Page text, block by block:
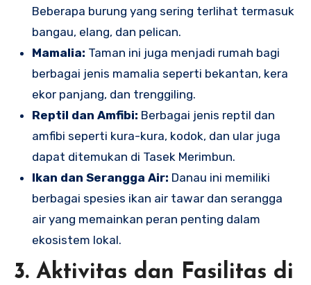
Beberapa burung yang sering terlihat termasuk
bangau, elang, dan pelican.
Mamalia: Taman ini juga menjadi rumah bagi
berbagai jenis mamalia seperti bekantan, kera
ekor panjang, dan trenggiling.
Reptil dan Amfibi: Berbagai jenis reptil dan
amfibi seperti kura-kura, kodok, dan ular juga
dapat ditemukan di Tasek Merimbun.
Ikan dan Serangga Air: Danau ini memiliki
berbagai spesies ikan air tawar dan serangga
air yang memainkan peran penting dalam
ekosistem lokal.
3. Aktivitas dan Fasilitas di